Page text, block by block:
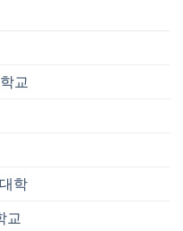
교
학
교